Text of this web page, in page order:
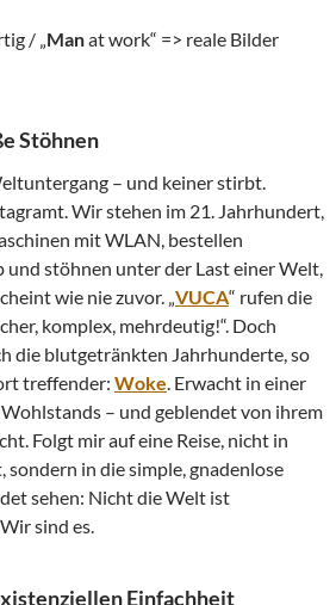
/ „Manat work“ => reale Bilder
Stöhnen
– und keiner stirbt.
Wir stehen im 21. Jahrhundert,
mit WLAN, bestellen
und stöhnen unter der Last einer Welt,
wie nie zuvor. „VUCA“ rufen die
komplex, mehrdeutig!“. Doch
die blutgetränkten Jahrhunderte, so
treffender: Woke. Erwacht in einer
– und geblendet von ihrem
Folgt mir auf eine Reise, nicht in
in die simple, gnadenlose
sehen: Nicht die Welt ist
sind es.
Einfachheit